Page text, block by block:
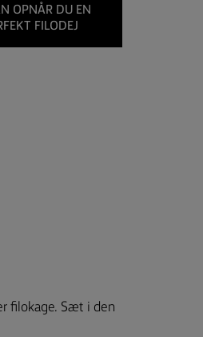
OPNÅR DU EN
FILODEJ
filokage. Sæt i den